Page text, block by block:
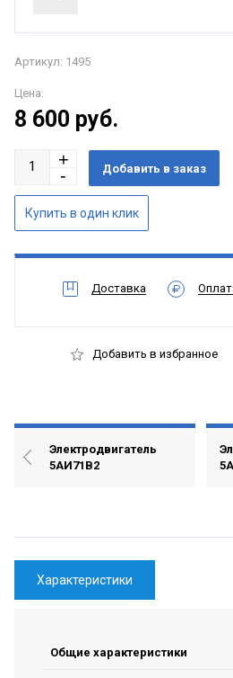
Артикул: 1495
Цена:
8 600 руб.
Доставка
Добавить в избранное
Электродвигатель
5АИ71В2
Характеристики
Общие характеристики